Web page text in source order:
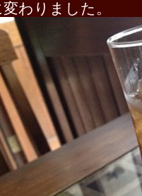
変わりました。